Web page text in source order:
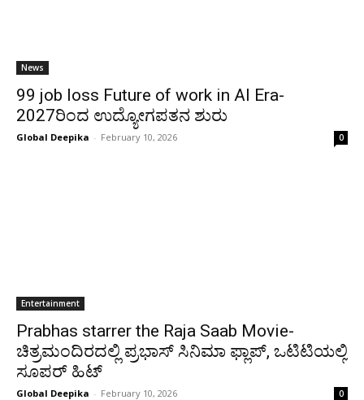
News
99 job loss Future of work in AI Era-
2027ರಿಂದ ಉದ್ಯೋಗಪತನ ಶುರು
Global Deepika - February 10, 2026 0
Entertainment
Prabhas starrer the Raja Saab Movie-
ಚಿತ್ರಮಂದಿರದಲ್ಲಿ ಪ್ರಭಾಸ್ ಸಿನಿಮಾ ಫ್ಲಾಪ್, ಒಟಿಟಿಯಲ್ಲಿ
ಸೂಪರ್ ಹಿಟ್
Global Deepika - February 10, 2026 0